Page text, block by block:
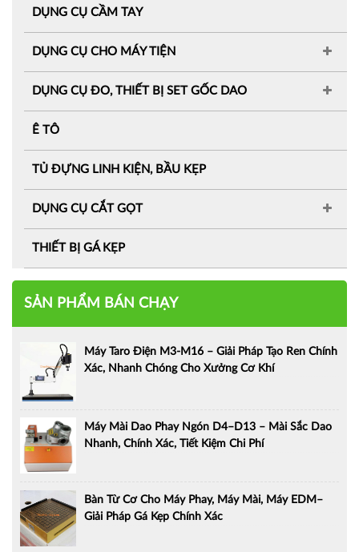
DỤNG CỤ CẦM TAY
DỤNG CỤ CHO MÁY TIỆN
DỤNG CỤ ĐO, THIẾT BỊ SET GỐC DAO
Ê TÔ
TỦ ĐỰNG LINH KIỆN, BẦU KẸP
DỤNG CỤ CẮT GỌT
THIẾT BỊ GÁ KẸP
SẢN PHẨM BÁN CHẠY
Máy Taro Điện M3-M16 – Giải Pháp Tạo Ren Chính
Xác, Nhanh Chóng Cho Xưởng Cơ Khí
Máy Mài Dao Phay Ngón D4–D13 – Mài Sắc Dao
Nhanh, Chính Xác, Tiết Kiệm Chi Phí
Bàn Từ Cơ Cho Máy Phay, Máy Mài, Máy EDM–
Giải Pháp Gá Kẹp Chính Xác